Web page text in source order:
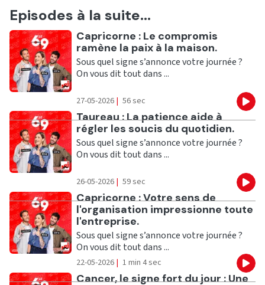
Episodes à la suite...
Ecouter
Capricorne : Le compromis
ramène la paix à la maison.
Sous quel signe s’annonce votre journée ?
On vous dit tout dans ...
27-05-2026 | 56 sec
Ecouter
Taureau : La patience aide à
régler les soucis du quotidien.
Sous quel signe s’annonce votre journée ?
On vous dit tout dans ...
26-05-2026 | 59 sec
Ecouter
Capricorne : Votre sens de
l'organisation impressionne toute
l'entreprise.
Sous quel signe s’annonce votre journée ?
On vous dit tout dans ...
22-05-2026 | 1 min 4 sec
Ecouter
Cancer, le signe fort du jour : Une